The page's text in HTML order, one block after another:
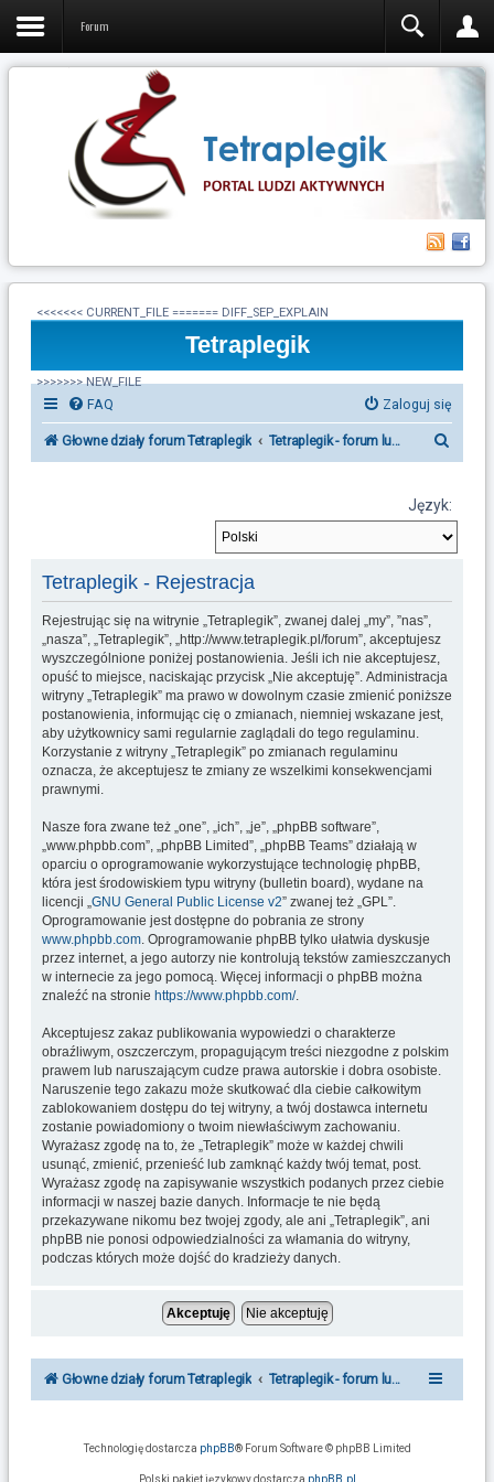
Forum
<<<<<<< CURRENT_FILE ======= DIFF_SEP_EXPLAIN
Tetraplegik
>>>>>>> NEW_FILE
FAQ Zaloguj się
Głowne działy forum Tetraplegik Tetraplegik - forum ludzi po urazie
Język:
Tetraplegik - Rejestracja
Rejestrując się na witrynie „Tetraplegik”, zwanej dalej „my”, ”nas”,
„nasza”, „Tetraplegik”, „http://www.tetraplegik.pl/forum”, akceptujesz
wyszczególnione poniżej postanowienia. Jeśli ich nie akceptujesz,
opuść to miejsce, naciskając przycisk „Nie akceptuję”. Administracja
witryny „Tetraplegik” ma prawo w dowolnym czasie zmienić poniższe
postanowienia, informując cię o zmianach, niemniej wskazane jest,
aby użytkownicy sami regularnie zaglądali do tego regulaminu.
Korzystanie z witryny „Tetraplegik” po zmianach regulaminu
oznacza, że akceptujesz te zmiany ze wszelkimi konsekwencjami
prawnymi.
Nasze fora zwane też „one”, „ich”, „je”, „phpBB software”,
„www.phpbb.com”, „phpBB Limited”, „phpBB Teams” działają w
oparciu o oprogramowanie wykorzystujące technologię phpBB,
która jest środowiskiem typu witryny (bulletin board), wydane na
licencji „GNU General Public License v2” zwanej też „GPL”.
Oprogramowanie jest dostępne do pobrania ze strony
www.phpbb.com. Oprogramowanie phpBB tylko ułatwia dyskusje
przez internet, a jego autorzy nie kontrolują tekstów zamieszczanych
w internecie za jego pomocą. Więcej informacji o phpBB można
znaleźć na stronie https://www.phpbb.com/.
Akceptujesz zakaz publikowania wypowiedzi o charakterze
obraźliwym, oszczerczym, propagującym treści niezgodne z polskim
prawem lub naruszającym cudze prawa autorskie i dobra osobiste.
Naruszenie tego zakazu może skutkować dla ciebie całkowitym
zablokowaniem dostępu do tej witryny, a twój dostawca internetu
zostanie powiadomiony o twoim niewłaściwym zachowaniu.
Wyrażasz zgodę na to, że „Tetraplegik” może w każdej chwili
usunąć, zmienić, przenieść lub zamknąć każdy twój temat, post.
Wyrażasz zgodę na zapisywanie wszystkich podanych przez ciebie
informacji w naszej bazie danych. Informacje te nie będą
przekazywane nikomu bez twojej zgody, ale ani „Tetraplegik”, ani
phpBB nie ponosi odpowiedzialności za włamania do witryny,
podczas których może dojść do kradzieży danych.
Głowne działy forum Tetraplegik Tetraplegik - forum ludzi po urazie
Technologię dostarcza phpBB® Forum Software © phpBB Limited
Polski pakiet językowy dostarcza phpBB.pl